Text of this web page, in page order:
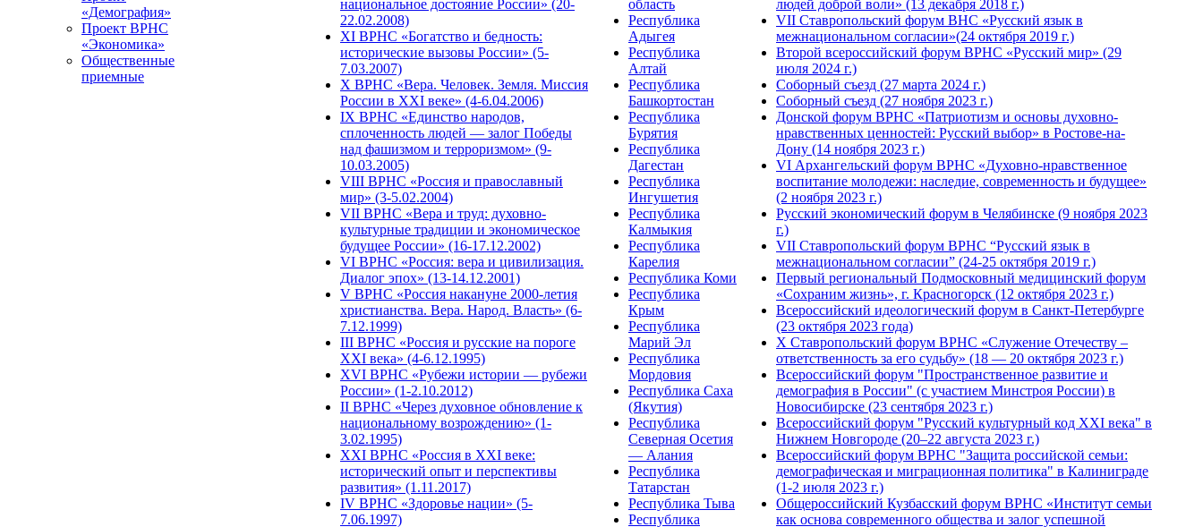
«Демография»
Проект ВРНС
«Экономика»
Общественные
приемные
национальное достояние России» (20-
22.02.2008)
XI ВРНС «Богатство и бедность:
исторические вызовы России» (5-
7.03.2007)
X ВРНС «Вера. Человек. Земля. Миссия
России в XXI веке» (4-6.04.2006)
IX ВРНС «Единство народов,
сплоченность людей — залог Победы
над фашизмом и терроризмом» (9-
10.03.2005)
VIII ВРНС «Россия и православный
мир» (3-5.02.2004)
VII ВРНС «Вера и труд: духовно-
культурные традиции и экономическое
будущее России» (16-17.12.2002)
VI ВРНС «Россия: вера и цивилизация.
Диалог эпох» (13-14.12.2001)
V ВРНС «Россия накануне 2000-летия
христианства. Вера. Народ. Власть» (6-
7.12.1999)
III ВРНС «Россия и русские на пороге
XXI века» (4-6.12.1995)
XVI ВРНС «Рубежи истории — рубежи
России» (1-2.10.2012)
II ВРНС «Через духовное обновление к
национальному возрождению» (1-
3.02.1995)
XХI ВРНС «Россия в XXI веке:
исторический опыт и перспективы
развития» (1.11.2017)
IV ВРНС «Здоровье нации» (5-
7.06.1997)
область
Республика
Адыгея
Республика
Алтай
Республика
Башкортостан
Республика
Бурятия
Республика
Дагестан
Республика
Ингушетия
Республика
Калмыкия
Республика
Карелия
Республика Коми
Республика
Крым
Республика
Марий Эл
Республика
Мордовия
Республика Саха
(Якутия)
Республика
Северная Осетия
— Алания
Республика
Татарстан
Республика Тыва
Республика
людей доброй воли» (13 декабря 2018 г.)
VII Ставропольский форум ВHС «Русский язык в
межнациональном согласии»(24 октября 2019 г.)
Второй всероссийский форум ВРНС «Русский мир» (29
июля 2024 г.)
Соборный съезд (27 марта 2024 г.)
Соборный съезд (27 ноября 2023 г.)
Донской форум ВРНС «Патриотизм и основы духовно-
нравственных ценностей: Русский выбор» в Ростове-на-
Дону (14 ноября 2023 г.)
VI Архангельский форум ВРНС «Духовно-нравственное
воспитание молодежи: наследие, современность и будущее»
(2 ноября 2023 г.)
Русский экономический форум в Челябинске (9 ноября 2023
г.)
VII Ставропольский форум ВРНС “Русский язык в
межнациональном согласии” (24-25 октября 2019 г.)
Первый региональный Подмосковный медицинский форум
«Сохраним жизнь», г. Красногорск (12 октября 2023 г.)
Всероссийский идеологический форум в Санкт-Петербурге
(23 октября 2023 года)
X Ставропольский форум ВРНС «Служение Отечеству –
ответственность за его судьбу» (18 — 20 октября 2023 г.)
Всероссийский форум "Пространственное развитие и
демография в России" (с участием Минстроя России) в
Новосибирске (23 сентября 2023 г.)
Всероссийский форум "Русский культурный код XXI века" в
Нижнем Новгороде (20–22 августа 2023 г.)
Всероссийский форум ВРНС "Защита российской семьи:
демографическая и миграционная политика" в Калиниграде
(1-2 июля 2023 г.)
Общероссийский Кузбасский форум ВРНС «Институт семьи
как основа современного общества и залог успешной